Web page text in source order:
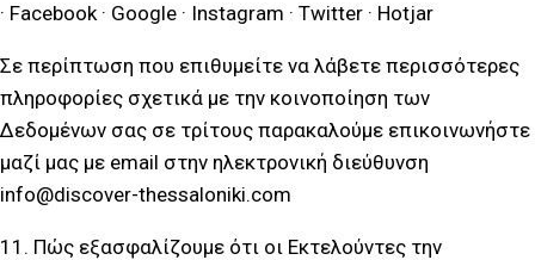
· Facebook · Google · Instagram · Twitter · Hotjar
Σε περίπτωση που επιθυμείτε να λάβετε περισσότερες
πληροφορίες σχετικά με την κοινοποίηση των
Δεδομένων σας σε τρίτους παρακαλούμε επικοινωνήστε
μαζί μας με email στην ηλεκτρονική διεύθυνση
info@discover-thessaloniki.com
11. Πώς εξασφαλίζουμε ότι οι Εκτελούντες την